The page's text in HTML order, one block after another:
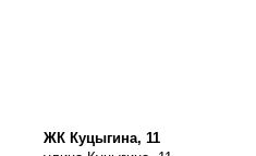
ЖК Куцыгина, 11